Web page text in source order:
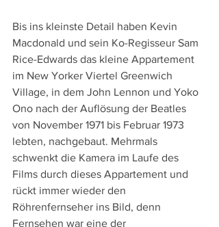
Bis ins kleinste Detail haben Kevin
Macdonald und sein Ko-Regisseur Sam
Rice-Edwards das kleine Appartement
im New Yorker Viertel Greenwich
Village, in dem John Lennon und Yoko
Ono nach der Auflösung der Beatles
von November 1971 bis Februar 1973
lebten, nachgebaut. Mehrmals
schwenkt die Kamera im Laufe des
Films durch dieses Appartement und
rückt immer wieder den
Röhrenfernseher ins Bild, denn
Fernsehen war eine der